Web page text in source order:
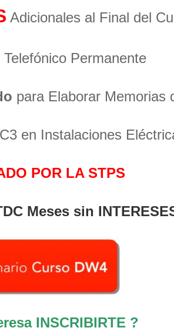
Adicionales al Final del
Telefónico Permanente
para Elaborar Memorias
en Instalaciones
POR LA STPS
Meses sin
INSCRIBIRTE ?